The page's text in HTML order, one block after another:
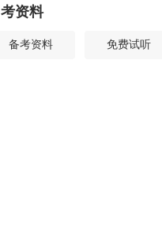
资料
备考资料 免费试听